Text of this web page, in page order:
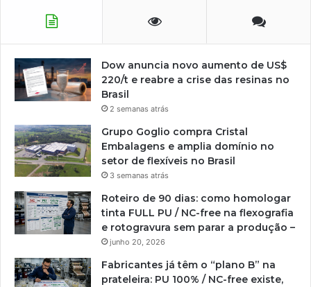
Dow anuncia novo aumento de US$
220/t e reabre a crise das resinas no
Brasil
2 semanas atrás
Grupo Goglio compra Cristal
Embalagens e amplia domínio no
setor de flexíveis no Brasil
3 semanas atrás
Roteiro de 90 dias: como homologar
tinta FULL PU / NC-free na flexografia
e rotogravura sem parar a produção –
junho 20, 2026
Fabricantes já têm o “plano B” na
prateleira: PU 100% / NC-free existe,